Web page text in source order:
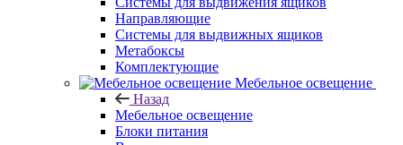
Направляющие
Системы для выдвижных ящиков
Метабоксы
Комплектующие
Мебельное освещение
Назад
Мебельное освещение
Блоки питания